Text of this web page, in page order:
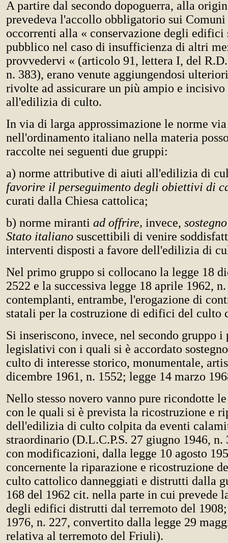
A partire dal secondo dopoguerra, alla
prevedeva l'accollo obbligatorio sui Comuni
occorrenti alla « conservazione degli
pubblico nel caso di insufficienza di altri
provvedervi « (articolo 91, lettera I, del
n. 383), erano venute aggiungendosi
rivolte ad assicurare un più ampio e incisivo
all'edilizia di culto.
In via di larga approssimazione le norme
nell'ordinamento italiano nella materia
raccolte nei seguenti due gruppi:
a) norme attributive di aiuti all'edilizia di
favorire il perseguimento degli obiettivi di
curati dalla Chiesa cattolica;
b) norme miranti ad offrire, invece,
Stato italiano suscettibili di venire
interventi disposti a favore dell'edilizia di
Nel primo gruppo si collocano la legge 18
2522 e la successiva legge 18 aprile 1962,
contemplanti, entrambe, l'erogazione di
statali per la costruzione di edifici del culto
Si inseriscono, invece, nel secondo gruppo
legislativi con i quali si è accordato
culto di interesse storico, monumentale,
dicembre 1961, n. 1552; legge 14 marzo
Nello stesso novero vanno pure ricondotte
con le quali si è prevista la ricostruzione e
dell'edilizia di culto colpita da eventi
straordinario (D.L.C.P.S. 27 giugno 1946,
con modificazioni, dalla legge 10 agosto
concernente la riparazione e ricostruzione
culto cattolico danneggiati e distrutti dalla
168 del 1962 cit. nella parte in cui prevede
degli edifici distrutti dal terremoto del
1976, n. 227, convertito dalla legge 29
relativa al terremoto del Friuli).